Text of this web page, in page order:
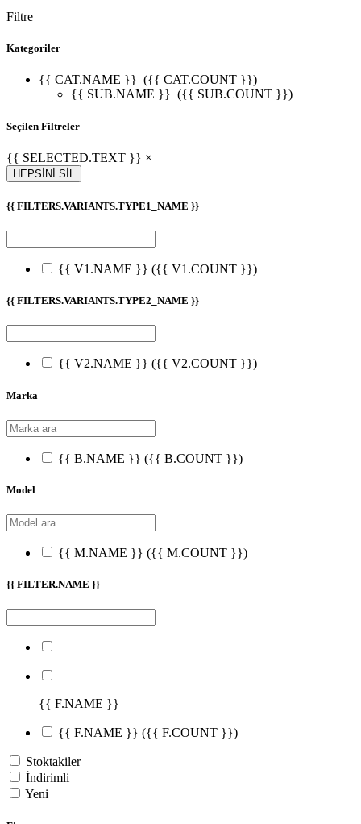
Filtre
Kategoriler
{{ CAT.NAME }} ({{ CAT.COUNT }})
{{ SUB.NAME }} ({{ SUB.COUNT }})
Seçilen Filtreler
{{ SELECTED.TEXT }} ×
HEPSİNİ SİL
{{ FILTERS.VARIANTS.TYPE1_NAME }}
{{ V1.NAME }} ({{ V1.COUNT }})
{{ FILTERS.VARIANTS.TYPE2_NAME }}
{{ V2.NAME }} ({{ V2.COUNT }})
Marka
{{ B.NAME }} ({{ B.COUNT }})
Model
{{ M.NAME }} ({{ M.COUNT }})
{{ FILTER.NAME }}
{{ F.NAME }}
{{ F.NAME }} ({{ F.COUNT }})
Stoktakiler
İndirimli
Yeni